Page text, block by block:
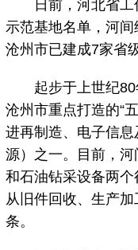
日前，河北省工
示范基地名单，河间
沧州市已建成7家省
起步于上世纪80
沧州市重点打造的“
进再制造、电子信
源）之一。目前，
和石油钻采设备两
从旧件回收、生产
条。